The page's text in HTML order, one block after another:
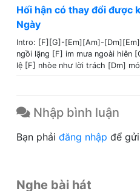
Hối hận có thay đổi được
Ngày
Intro: [F][G]-[Em][Am]-
ngồi lặng [F] im mưa ngoài hiên
lệ [F] nhòe như lời trách [Dm]
Nhập bình luận
Bạn phải đăng nhập để
Nghe bài hát